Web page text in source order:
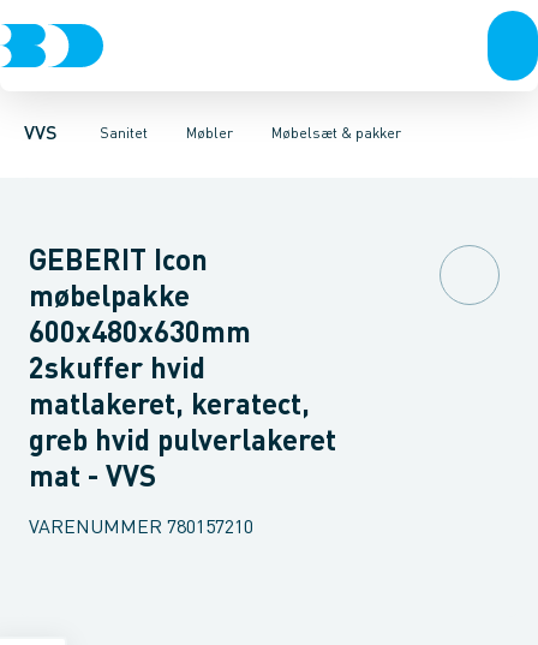
VVS Sanitet
Rør & fittingsPressfittings & rørKuglehaner & ventiler
Møbler
Toiletter, sæder og cisterner VaskeArmaturer
Møbelsæt & pakker
Møbelsæt & pakkerUnderskabeHøjskabeOverskabe
GEBERIT Icon
møbelpakke
600x480x630mm
2skuffer hvid
matlakeret, keratect,
greb hvid pulverlakeret
mat - VVS
VARENUMMER 780157210